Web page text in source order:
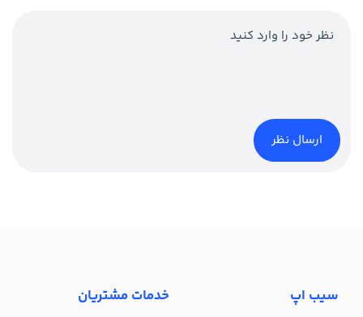
سیب اپ خدمات مشتریان